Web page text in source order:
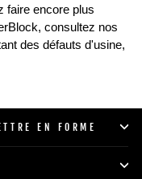
faire encore plus
consultez nos
des défauts d'usine,
EN FORME